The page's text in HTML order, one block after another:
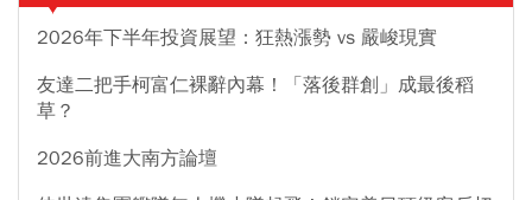
2026年下半年投資展望：狂熱漲勢 vs 嚴峻現實
友達二把手柯富仁裸辭內幕！「落後群創」成最後稻
草？
2026前進大南方論壇